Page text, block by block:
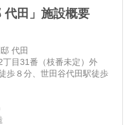
代田」施設概要
代田
目31番（枝番未定）外
歩８分、世田谷代田駅徒歩